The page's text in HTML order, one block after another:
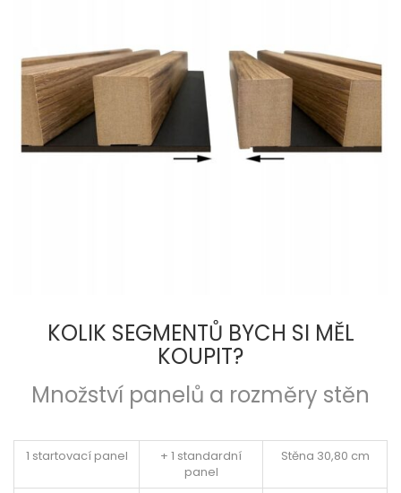
KOLIK SEGMENTŮ BYCH SI MĚL
KOUPIT?
Množství panelů a rozměry stěn
1 startovací panel
+ 1 standardní
panel
Stěna 30,80 cm